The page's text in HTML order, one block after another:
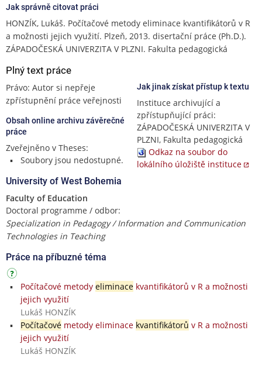
Jak správně citovat práci
HONZÍK, Lukáš. Počítačové metody eliminace kvantifikátorů v R
a možnosti jejich využití. Plzeň, 2013. disertační práce (Ph.D.).
ZÁPADOČESKÁ UNIVERZITA V PLZNI. Fakulta pedagogická
Plný text práce
Právo: Autor si nepřeje
zpřístupnění práce veřejnosti
Obsah online archivu závěrečné
práce
Zveřejněno v Theses:
Soubory jsou nedostupné.
Jak jinak získat přístup k textu
Instituce archivující a
zpřístupňující práci:
ZÁPADOČESKÁ UNIVERZITA V
PLZNI, Fakulta pedagogická
Odkaz na soubor do
lokálního úložiště instituce
University of West Bohemia
Faculty of Education
Doctoral programme / odbor:
Specialization in Pedagogy / Information and Communication
Technologies in Teaching
Práce na příbuzné téma
Počítačové metody eliminacekvantifikátorů v R a možnosti
jejich využití
Lukáš HONZÍK
Počítačovémetody eliminace kvantifikátorů v R a možnosti
jejich využití
Lukáš HONZÍK